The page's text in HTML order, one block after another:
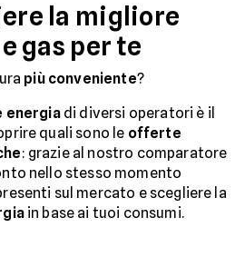
la migliore
gas per te
più conveniente?
energiadi diversi operatori è il
quali sono le offerte
: grazie al nostro comparatore
nello stesso momento
sul mercato e scegliere la
in base ai tuoi consumi.